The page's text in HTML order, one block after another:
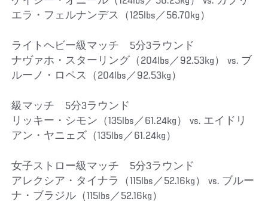
エラ・フェルナンデス（125lbs／56.70kg）
ライトヘビー級マッチ 5分3ラウンド
ナヴァホ・スターリング（204lbs／92.53kg） vs. ブ
ルーノ・ロペス（204lbs／92.53kg）
級マッチ 5分3ラウンド
リッキー・シモン（135lbs／61.24kg） vs. エイドリ
アン・ヤニェズ（135lbs／61.24kg）
女子ストロー級マッチ 5分3ラウンド
アレクシア・タイナラ（115lbs／52.16kg） vs. ブルー
ナ・ブラジル（115lbs／52.16kg）